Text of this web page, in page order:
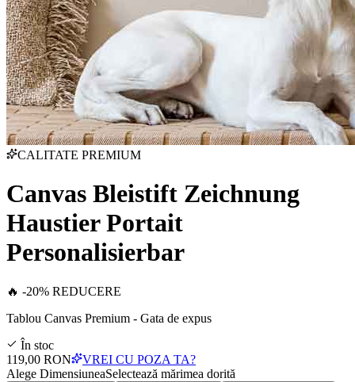
CALITATE PREMIUM
Canvas Bleistift Zeichnung
Haustier Portait
Personalisierbar
🔥 -20% REDUCERE
Tablou Canvas Premium - Gata de expus
În stoc
119,00 RON
VREI CU POZA TA?
Alege DimensiuneaSelectează mărimea dorită